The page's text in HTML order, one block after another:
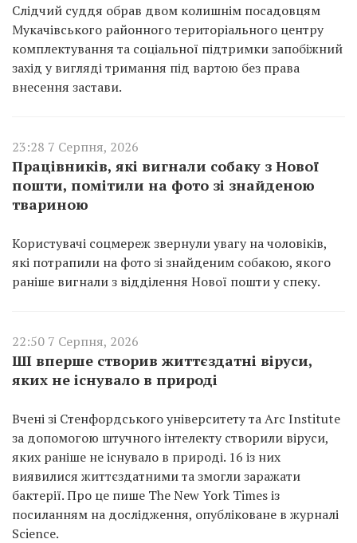
Слідчий суддя обрав двом колишнім посадовцям
Мукачівського районного територіального центру
комплектування та соціальної підтримки запобіжний
захід у вигляді тримання під вартою без права
внесення застави.
23:28 7 Серпня, 2026
Працівників, які вигнали собаку з Нової
пошти, помітили на фото зі знайденою
твариною
Користувачі соцмереж звернули увагу на чоловіків,
які потрапили на фото зі знайденим собакою, якого
раніше вигнали з відділення Нової пошти у спеку.
22:50 7 Серпня, 2026
ШІ вперше створив життєздатні віруси,
яких не існувало в природі
Вчені зі Стенфордського університету та Arc Institute
за допомогою штучного інтелекту створили віруси,
яких раніше не існувало в природі. 16 із них
виявилися життєздатними та змогли заражати
бактерії. Про це пише The New York Times із
посиланням на дослідження, опубліковане в журналі
Science.